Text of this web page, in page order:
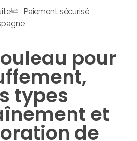
Paiement sécurisé
pour
types
et
de